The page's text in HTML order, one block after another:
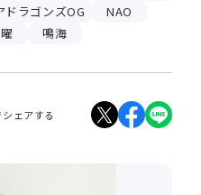
ドラゴンズOG
NAO
鳴海
ェアする